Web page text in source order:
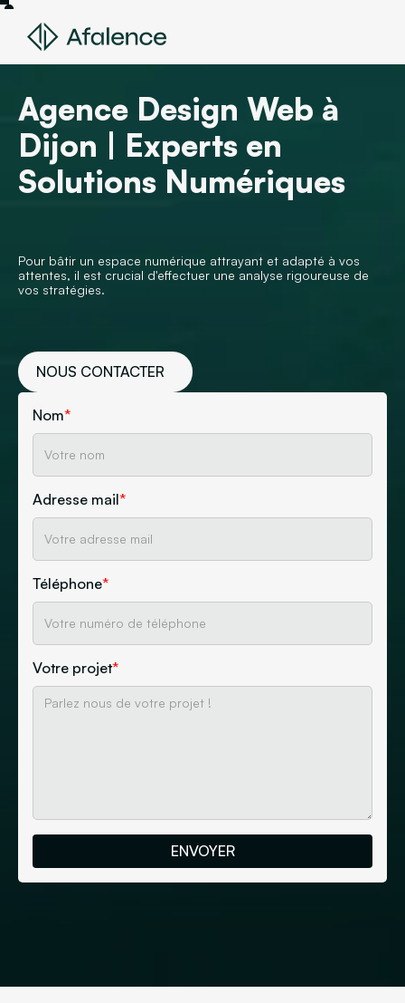
Agence Design Web à
Dijon | Experts en
Solutions Numériques
Pour bâtir un espace numérique attrayant et adapté à vos
attentes, il est crucial d'effectuer une analyse rigoureuse de
vos stratégies.
NOUS CONTACTER
Nom*
Adresse mail*
Téléphone*
Votre projet*